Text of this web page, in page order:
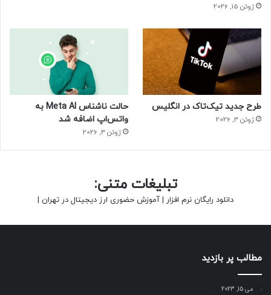
ژوئن 15, 2026
طرح جدید تیک‌تاک در انگلیس
ژوئن 3, 2026
حالت ناشناس Meta AI به
واتس‌اپ اضافه شد
ژوئن 3, 2026
تبلیغات متنی:
دانلود رایگان نرم افزار | آموزش حضوری ارز دیجیتال در تهران |
مطالب پر بازدید
می 15, 2023